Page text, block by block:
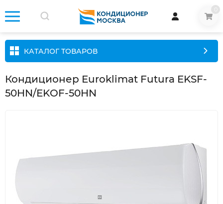
КАТАЛОГ ТОВАРОВ
Кондиционер Euroklimat Futura EKSF-
50HN/EKOF-50HN